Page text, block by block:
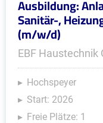
Ausbildung:
Sanitär-,
(m/w/d)
EBF Haustechnik
Hochspeyer
Start: 2026
Freie Plätze: 1